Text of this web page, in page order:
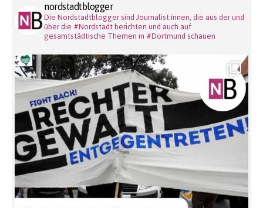
nordstadtblogger
Die Nordstadtblogger sind Journalist:innen, die aus der und
über die #Nordstadt berichten und auch auf
gesamtstädtische Themen in #Dortmund schauen